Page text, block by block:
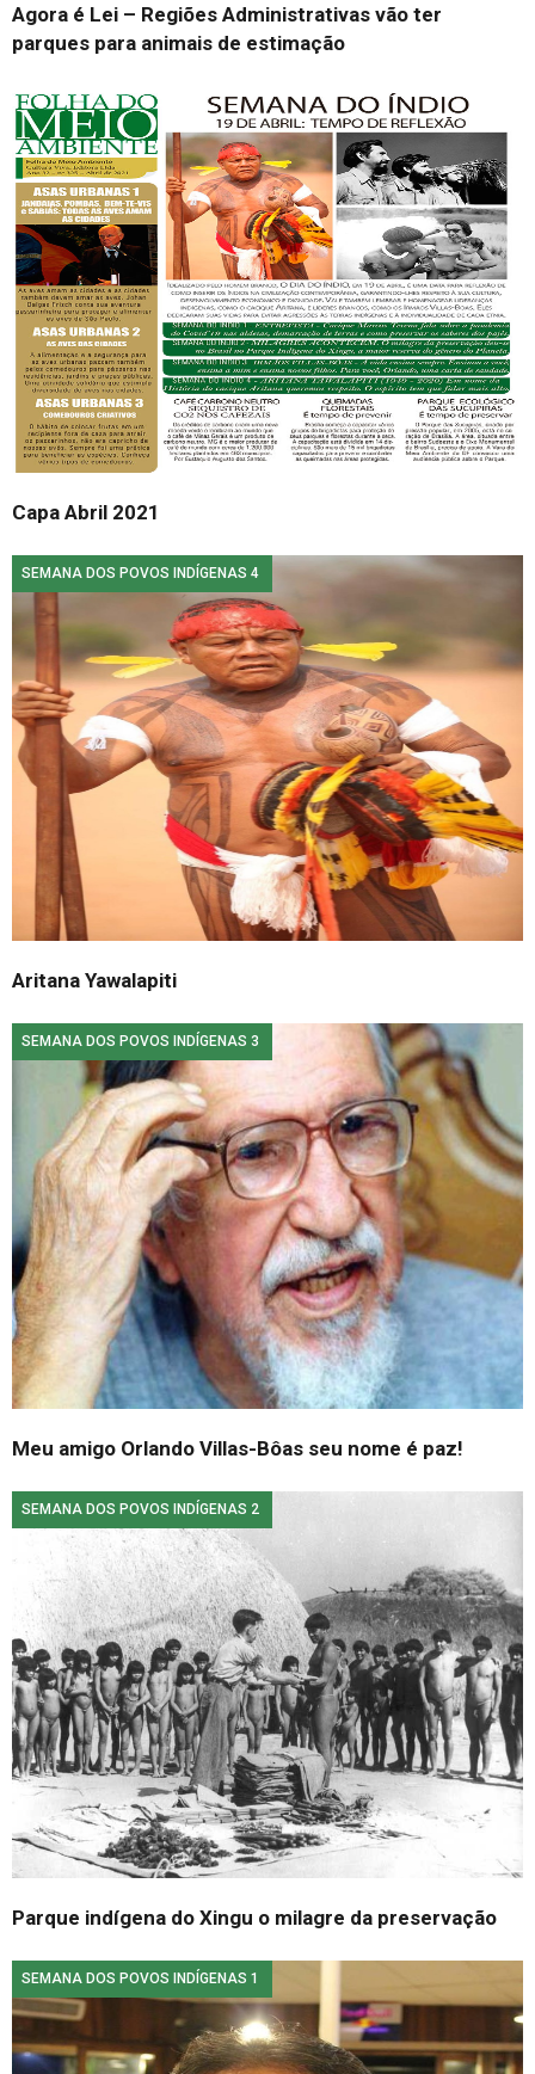
Agora é Lei – Regiões Administrativas vão ter
parques para animais de estimação
Capa Abril 2021
SEMANA DOS POVOS INDÍGENAS 4
Aritana Yawalapiti
SEMANA DOS POVOS INDÍGENAS 3
Meu amigo Orlando Villas-Bôas seu nome é paz!
SEMANA DOS POVOS INDÍGENAS 2
Parque indígena do Xingu o milagre da preservação
SEMANA DOS POVOS INDÍGENAS 1